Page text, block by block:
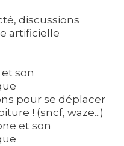
discussions
artificielle
son
pour se déplacer
! (sncf, waze...)
et son